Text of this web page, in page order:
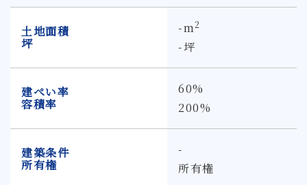
土地面積
坪
-m2
-坪
建ぺい率
容積率
60%
200%
建築条件
所有権
-
所有権